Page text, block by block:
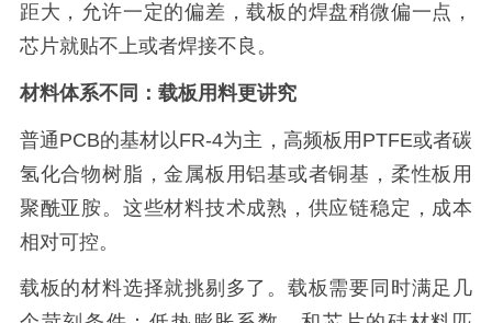
距大，允许一定的偏差，载板的焊盘稍微偏一点，
芯片就贴不上或者焊接不良。
材料体系不同：载板用料更讲究
普通PCB的基材以FR-4为主，高频板用PTFE或者碳
氢化合物树脂，金属板用铝基或者铜基，柔性板用
聚酰亚胺。这些材料技术成熟，供应链稳定，成本
相对可控。
载板的材料选择就挑剔多了。载板需要同时满足几